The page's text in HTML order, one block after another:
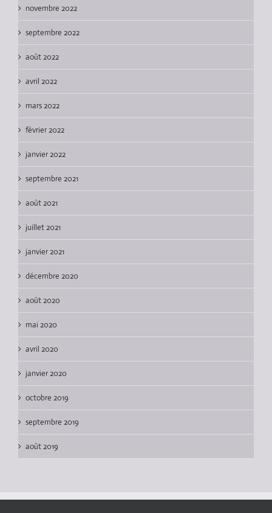
novembre 2022
septembre 2022
août 2022
avril 2022
mars 2022
février 2022
janvier 2022
septembre 2021
août 2021
juillet 2021
janvier 2021
décembre 2020
août 2020
mai 2020
avril 2020
janvier 2020
octobre 2019
septembre 2019
août 2019